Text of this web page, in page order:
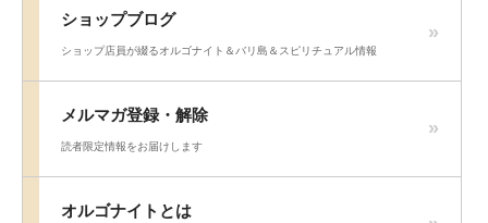
ショップブログ
ショップ店員が綴るオルゴナイト＆バリ島＆スピリチュアル情報
メルマガ登録・解除
読者限定情報をお届けします
オルゴナイトとは